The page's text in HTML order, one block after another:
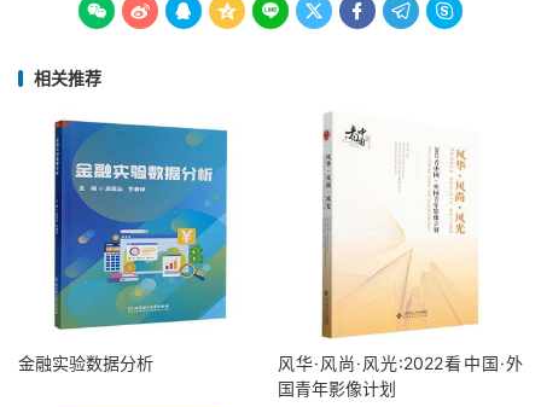
        
相关推荐
金融实验数据分析
风华·风尚·风光:2022看中国·外
国青年影像计划